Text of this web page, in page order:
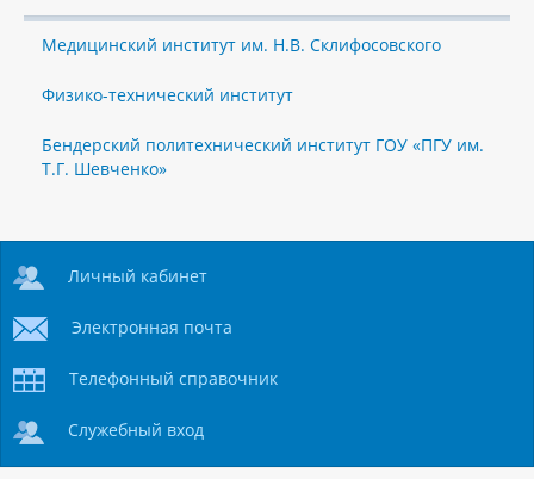
Медицинский институт им. Н.В. Склифосовского
Физико-технический институт
Бендерский политехнический институт ГОУ «ПГУ им.
Т.Г. Шевченко»
Личный кабинет
Электронная почта
Телефонный справочник
Служебный вход